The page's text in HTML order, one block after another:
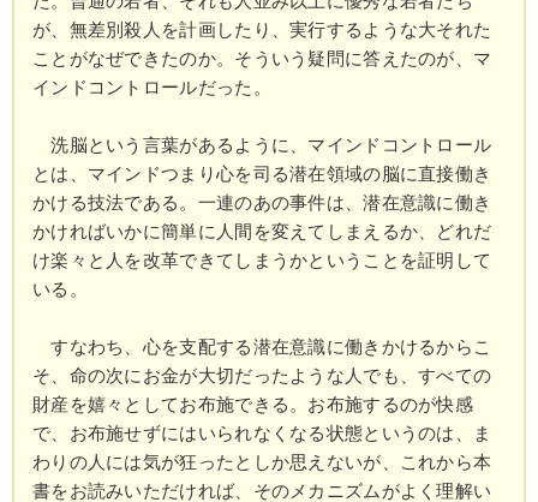
が、無差別殺人を計画したり、実行するような大それた
ことがなぜできたのか。そういう疑問に答えたのが、マ
インドコントロールだった。
洗脳という言葉があるように、マインドコントロール
とは、マインドつまり心を司る潜在領域の脳に直接働き
かける技法である。一連のあの事件は、潜在意識に働き
かければいかに簡単に人間を変えてしまえるか、どれだ
け楽々と人を改革できてしまうかということを証明して
いる。
すなわち、心を支配する潜在意識に働きかけるからこ
そ、命の次にお金が大切だったような人でも、すべての
財産を嬉々としてお布施できる。お布施するのが快感
で、お布施せずにはいられなくなる状態というのは、ま
わりの人には気が狂ったとしか思えないが、これから本
書をお読みいただければ、そのメカニズムがよく理解い